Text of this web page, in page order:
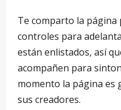
Te comparto la página
controles para
están enlistados, así
acompañen para
momento la página es
sus creadores.